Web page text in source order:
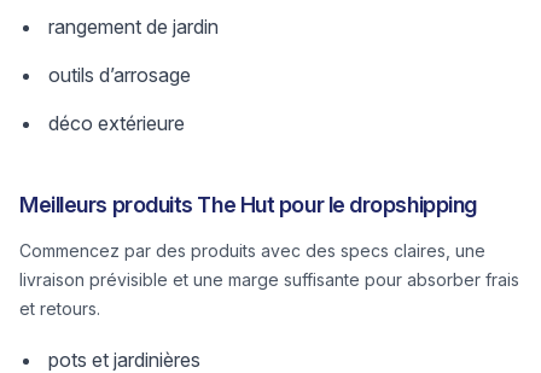
rangement de jardin
outils d’arrosage
déco extérieure
Meilleurs produits The Hut pour le dropshipping
Commencez par des produits avec des specs claires, une
livraison prévisible et une marge suffisante pour absorber frais
et retours.
pots et jardinières